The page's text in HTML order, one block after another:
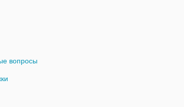
вопросы